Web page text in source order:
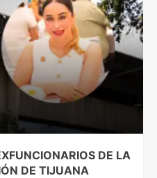
DE LA
DE TIJUANA